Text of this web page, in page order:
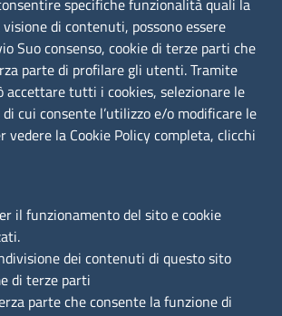
trasparente
informatici
e cookie
PNRR
specifiche funzionalità quali la
di contenuti, possono essere
Suo consenso, cookie di terze parti che
parte di profilare gli utenti. Tramite
accettare tutti i cookies, selezionare le
cui consente l’utilizzo e/o modificare le
vedere la Cookie Policy completa, clicchi
il funzionamento del sito e cookie
dei contenuti di questo sito
di terze parti
parte che consente la funzione di